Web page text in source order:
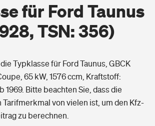
für Ford Taunus
TSN: 356)
Typklasse für Ford Taunus, GBCK
65 kW, 1576 ccm, Kraftstoff:
1969. Bitte beachten Sie, dass die
Tarifmerkmal von vielen ist, um den Kfz-
zu berechnen.